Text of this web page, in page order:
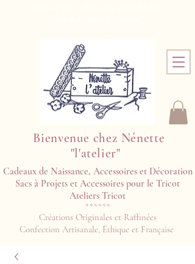
Bienvenue chez Nénette
"l'atelier"
Cadeaux de Naissance, Accessoires et Décoration
Sacs à Projets et Accessoires pour le Tricot
Ateliers Tricot​​
******
Créations Originales et Raffinées
Confection Artisanale, Éthique et Française